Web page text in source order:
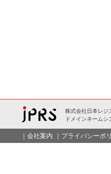
株式会社日本レジ
ドメインネーム
｜ 会社案内 ｜ プライバシーポ